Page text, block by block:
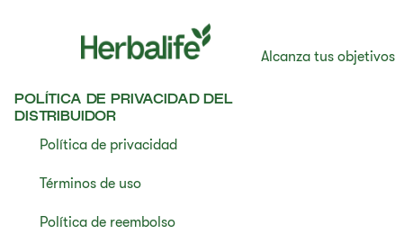
Alcanza tus objetivos
POLÍTICA DE PRIVACIDAD DEL
DISTRIBUIDOR
Política de privacidad
Términos de uso
Política de reembolso